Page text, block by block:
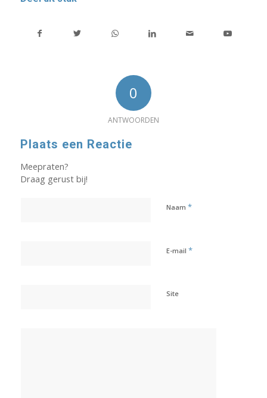
0
ANTWOORDEN
Plaats een Reactie
Meepraten?
Draag gerust bij!
Naam *
E-mail *
Site